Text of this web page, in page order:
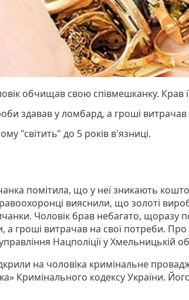
обчищав свою співмешканку. Крав
здавав у ломбард, а гроші витрачав
"світить" до 5 років в'язниці.
помітила, що у неї зникають
вияснили, що золоті
Чоловік брав небагато, щоразу
а гроші витрачав на свої потреби.
Нацполіції у Хмельницькій
на чоловіка кримінальне
Кримінального кодексу України.